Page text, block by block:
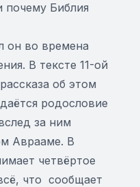
почему Библия
он во времена
В тексте 11-ой
об этом
родословие
за ним
Аврааме. В
четвёртое
что сообщает